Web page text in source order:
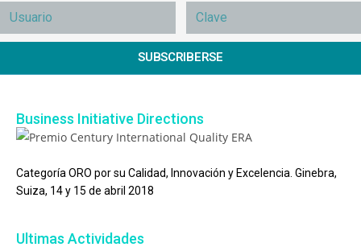
SUBSCRIBERSE
Business Initiative Directions
Categoría ORO por su Calidad, Innovación y Excelencia. Ginebra,
Suiza, 14 y 15 de abril 2018
Ultimas Actividades